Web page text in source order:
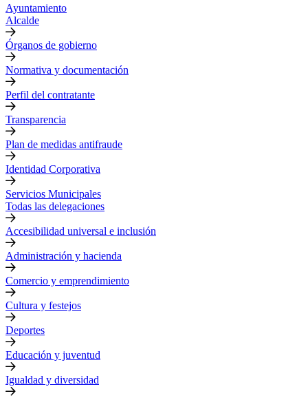
Ayuntamiento
Alcalde
Órganos de gobierno
Normativa y documentación
Perfil del contratante
Transparencia
Plan de medidas antifraude
Identidad Corporativa
Servicios Municipales
Todas las delegaciones
Accesibilidad universal e inclusión
Administración y hacienda
Comercio y emprendimiento
Cultura y festejos
Deportes
Educación y juventud
Igualdad y diversidad